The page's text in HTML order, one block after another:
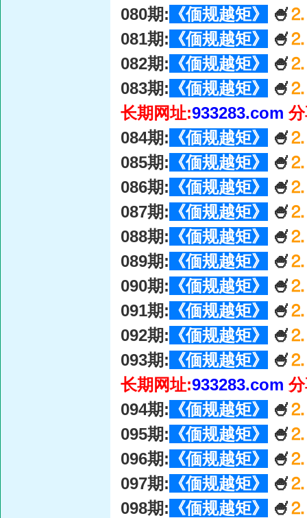
080期: 《偭规越矩》 🍧⒉
081期: 《偭规越矩》 🍧⒉
082期: 《偭规越矩》 🍧⒉
083期: 《偭规越矩》 🍧⒉
长期网址:933283.com
084期: 《偭规越矩》 🍧⒉
085期: 《偭规越矩》 🍧⒉
086期: 《偭规越矩》 🍧⒉
087期: 《偭规越矩》 🍧⒉
088期: 《偭规越矩》 🍧⒉
089期: 《偭规越矩》 🍧⒉
090期: 《偭规越矩》 🍧⒉
091期: 《偭规越矩》 🍧⒉
092期: 《偭规越矩》 🍧⒉
093期: 《偭规越矩》 🍧⒉
长期网址:933283.com
094期: 《偭规越矩》 🍧⒉
095期: 《偭规越矩》 🍧⒉
096期: 《偭规越矩》 🍧⒉
097期: 《偭规越矩》 🍧⒉
098期: 《偭规越矩》 🍧⒉